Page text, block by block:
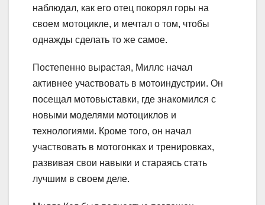
наблюдал, как его отец покорял горы на
своем мотоцикле, и мечтал о том, чтобы
однажды сделать то же самое.
Постепенно вырастая, Миллс начал
активнее участвовать в мотоиндустрии. Он
посещал мотовыставки, где знакомился с
новыми моделями мотоциклов и
технологиями. Кроме того, он начал
участвовать в мотогонках и тренировках,
развивая свои навыки и стараясь стать
лучшим в своем деле.